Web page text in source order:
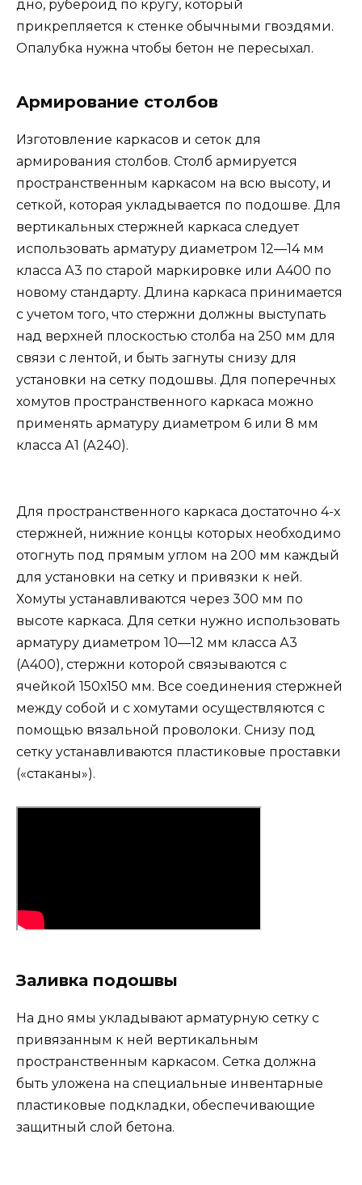
дно, рубероид по кругу, который
прикрепляется к стенке обычными гвоздями.
Опалубка нужна чтобы бетон не пересыхал.
Армирование столбов
Изготовление каркасов и сеток для
армирования столбов. Столб армируется
пространственным каркасом на всю высоту, и
сеткой, которая укладывается по подошве. Для
вертикальных стержней каркаса следует
использовать арматуру диаметром 12—14 мм
класса А3 по старой маркировке или А400 по
новому стандарту. Длина каркаса принимается
с учетом того, что стержни должны выступать
над верхней плоскостью столба на 250 мм для
связи с лентой, и быть загнуты снизу для
установки на сетку подошвы. Для поперечных
хомутов пространственного каркаса можно
применять арматуру диаметром 6 или 8 мм
класса А1 (А240).
Для пространственного каркаса достаточно 4-х
стержней, нижние концы которых необходимо
отогнуть под прямым углом на 200 мм каждый
для установки на сетку и привязки к ней.
Хомуты устанавливаются через 300 мм по
высоте каркаса. Для сетки нужно использовать
арматуру диаметром 10—12 мм класса А3
(А400), стержни которой связываются с
ячейкой 150х150 мм. Все соединения стержней
между собой и с хомутами осуществляются с
помощью вязальной проволоки. Снизу под
сетку устанавливаются пластиковые проставки
(«стаканы»).
Заливка подошвы
На дно ямы укладывают арматурную сетку с
привязанным к ней вертикальным
пространственным каркасом. Сетка должна
быть уложена на специальные инвентарные
пластиковые подкладки, обеспечивающие
защитный слой бетона.